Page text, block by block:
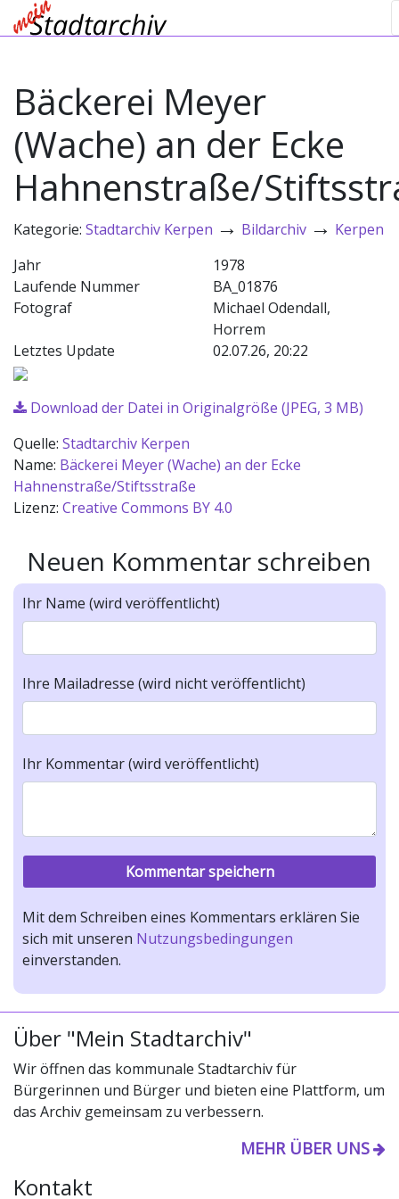
Bäckerei Meyer
(Wache) an der Ecke
Hahnenstraße/
Kategorie: Stadtarchiv Kerpen → Bildarchiv → Kerpen
Jahr
1978
Laufende Nummer
BA_01876
Fotograf
Michael Odendall,
Horrem
Letztes Update
02.07.26, 20:22
Download der Datei in Originalgröße (JPEG, 3 MB)
Quelle: Stadtarchiv Kerpen
Name: Bäckerei Meyer (Wache) an der Ecke
Hahnenstraße/Stiftsstraße
Lizenz: Creative Commons BY 4.0
Neuen Kommentar schreiben
Ihr Name (wird veröffentlicht)
Ihre Mailadresse (wird nicht veröffentlicht)
Ihr Kommentar (wird veröffentlicht)
Mit dem Schreiben eines Kommentars erklären Sie
sich mit unseren Nutzungsbedingungen
einverstanden.
Über "Mein Stadtarchiv"
Wir öffnen das kommunale Stadtarchiv für
Bürgerinnen und Bürger und bieten eine Plattform, um
das Archiv gemeinsam zu verbessern.
MEHR ÜBER UNS
Kontakt